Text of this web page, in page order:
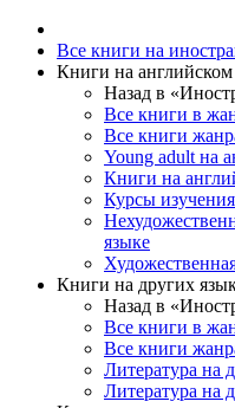
Все книги на
Книги на английском
Назад в
Все книги в
Все книги
Young adult на
Книги на
Курсы
языке
Книги на других
Назад в
Все книги в
Все книги
Литература на
Литература на